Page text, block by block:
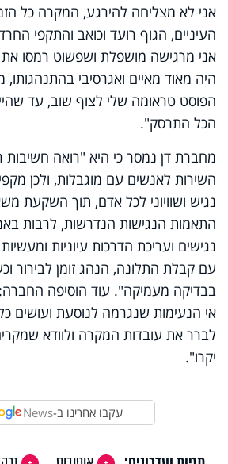
אני לא מצליחה להירגע, המקרה כל
העיניים, הגוף רועד וכואב והתקפי
אני מרגישה מושפלת ושפשוט רמסו
היה מאוד מאיים ואגרסיבי
הפוסט טראומה שלי לצוף שוב, עד
הכל התרסק".
מחברת דן נמסר כי היא "רואה
השירות לאנשים עם מוגבלות, ולכן
נגיש ושוויוני לכל אדם, תוך השקעת
התאמות הנגישות הנדרשות, לרבות
נגישים ועריכת הדרכות עיוניות
עם קבלת התלונה, הנהג זומן לבירור
בבדיקה מעמיקה". עוד הוסיפה
אי הנעימות שנגרמה לנוסעת ועושים
לברר את עובדות המקרה ולוודא
יקרו".
עקבו אחרינו ב-News